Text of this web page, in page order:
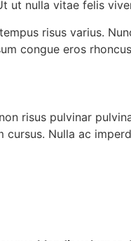
ut nulla vitae felis
risus varius.
congue eros
risus pulvinar
Nulla ac